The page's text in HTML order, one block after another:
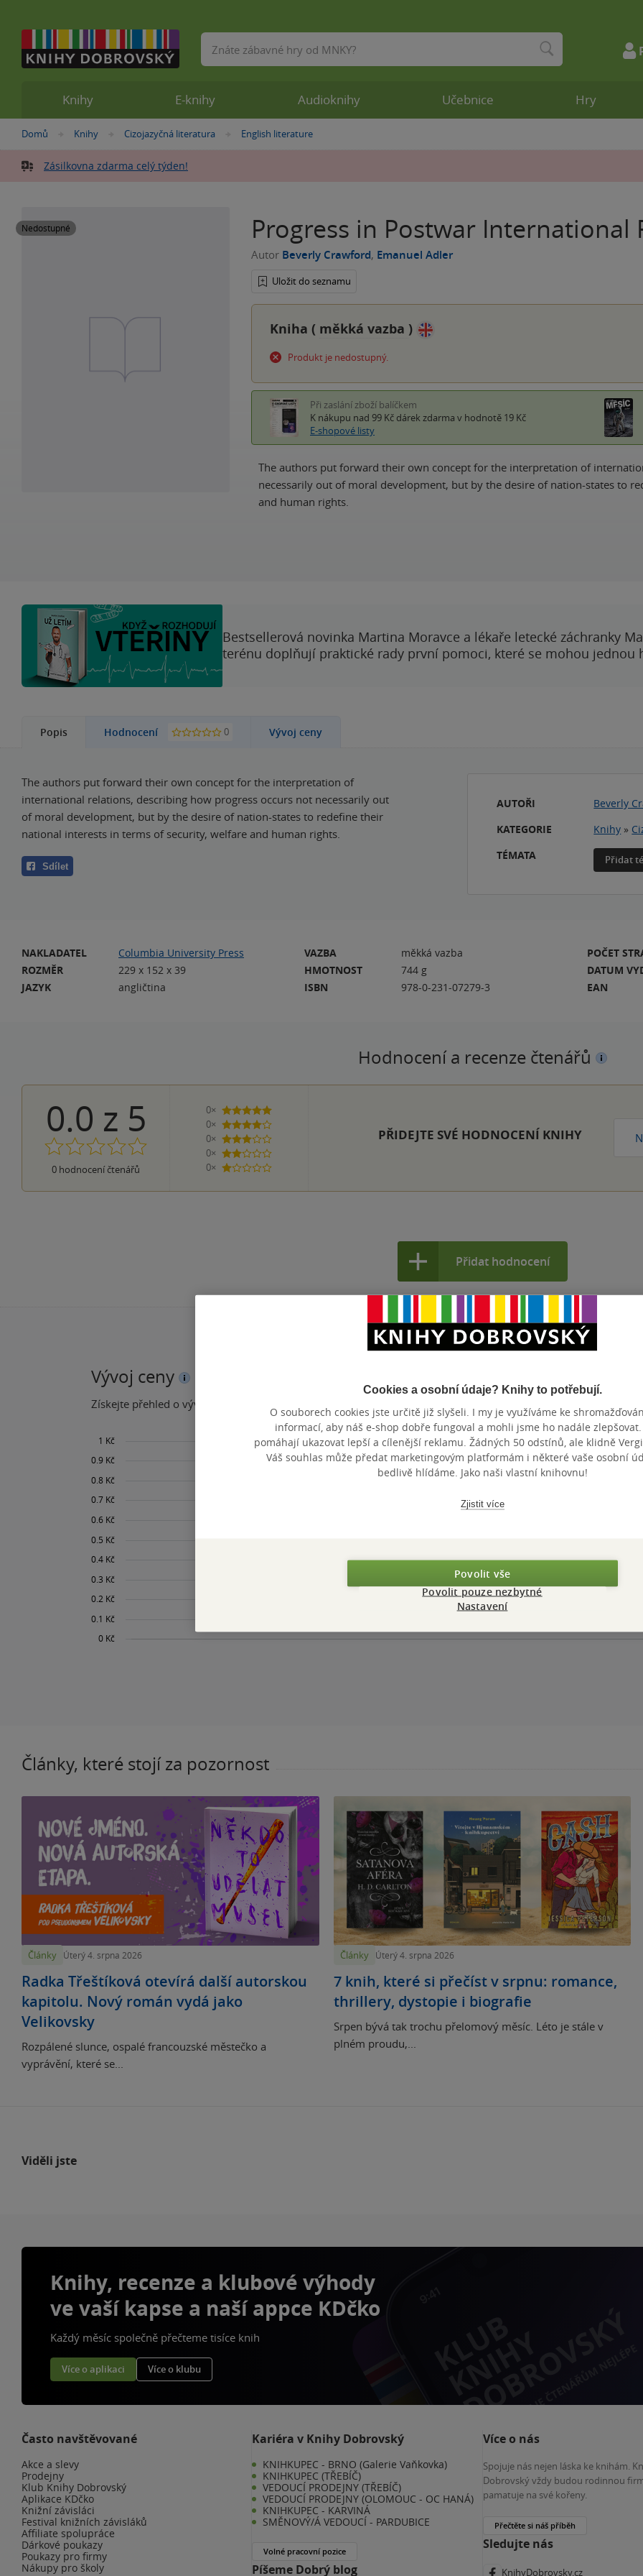
Nacházíte
zde:
Domů »
Knihy »
Cizojazyčná literatura »
English literature
Zásilkovna zdarma celý týden!
Nedostupné Progress in Postwar International
Autor Beverly Crawford, Emanuel Adler
Uložit do seznamu
Kniha ( měkká vazba )
Produkt je nedostupný.
Při zaslání zboží balíčkem
K nákupu nad 99 Kč dárek zdarma v hodnotě 19 Kč
E-shopové listy
The authors put forward their own concept for the interpretation of
necessarily out of moral development, but by the desire of nation-states to
and human rights.
Bestsellerová novinka Martina Moravce a lékaře letecké záchranky
terénu doplňují praktické rady první pomoci, které se mohou jednou
Popis Hodnocení 0 Vývoj ceny
The authors put forward their own concept for the interpretation of
international relations, describing how progress occurs not necessarily out
of moral development, but by the desire of nation-states to redefine their
national interests in terms of security, welfare and human rights.
Sdílet
AUTOŘI Beverly
KATEGORIE
Knihy »
TÉMATA
Přidat
NAKLADATEL
Columbia University Press
ROZMĚR
229 x 152 x 39
JAZYK
angličtina
VAZBA
měkká vazba
HMOTNOST
744 g
ISBN
978-0-231-07279-3
POČET
DATUM
EAN
Hodnocení a recenze čtenářů
0.0 z 5
0 hodnocení čtenářů
0×
5 hvězdiček
0×
4 hvězdičky
0×
3 hvězdičky
0×
2 hvězdičky
0×
1 hvezdička
PŘIDEJTE SVÉ HODNOCENÍ KNIHY
Přidat hodnocení
Vývoj ceny
Získejte přehled o vývoji ceny za posledních 60 dní.
Články, které stojí za pozornost
Články Úterý 4. srpna 2026
Radka Třeštíková otevírá další autorskou
kapitolu. Nový román vydá jako
Velikovsky
Rozpálené slunce, ospalé francouzské městečko a
vyprávění, které se...
Články Úterý 4. srpna 2026
7 knih, které si přečíst v srpnu: romance,
thrillery, dystopie i biografie
Srpen bývá tak trochu přelomový měsíc. Léto je stále v
plném proudu,...
Knihy E-knihy Audioknihy Učebnice Hry
Vyhledávání
Viděli jste
Knihy, recenze a klubové výhody
ve vaší kapse a naší appce KDčko
Každý měsíc společně přečteme tisíce knih
Více o aplikaci Více o klubu
Často navštěvované
Akce a slevy
Prodejny
Klub Knihy Dobrovský
Aplikace KDčko
Knižní závisláci
Festival knižních závisláků
Affiliate spolupráce
Dárkové poukazy
Poukazy pro firmy
Nákupy pro školy
Kariéra v Knihy Dobrovský
KNIHKUPEC - BRNO (Galerie Vaňkovka)
KNIHKUPEC (TŘEBÍČ)
VEDOUCÍ PRODEJNY (TŘEBÍČ)
VEDOUCÍ PRODEJNY (OLOMOUC - OC HANÁ)
KNIHKUPEC - KARVINÁ
SMĚNOVÝ/Á VEDOUCÍ - PARDUBICE
Volné pracovní pozice
Píšeme Dobrý blog
Více o nás
Spojuje nás nejen láska ke knihám.
Dobrovský vždy budou rodinnou
pamatuje na své kořeny.
Přečtěte si náš příběh
Sledujte nás
KnihyDobrovsky.cz
Cookies a osobní údaje? Knihy to potřebují.
O souborech cookies jste určitě již slyšeli. I my je využíváme ke
informací, aby náš e-shop dobře fungoval a mohli jsme ho nadále zlepšovat.
pomáhají ukazovat lepší a cílenější reklamu. Žádných 50 odstínů, ale klidně
Váš souhlas může předat marketingovým platformám i některé vaše osobní
bedlivě hlídáme. Jako naši vlastní knihovnu!
Zjistit více
Povolit vše
Povolit pouze nezbytné
Nastavení